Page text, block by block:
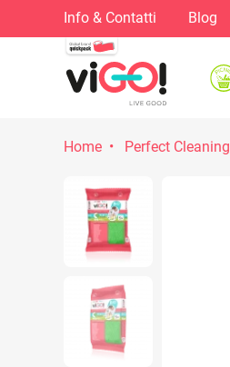
Info & Contatti Blog
Home Perfect Cleaning